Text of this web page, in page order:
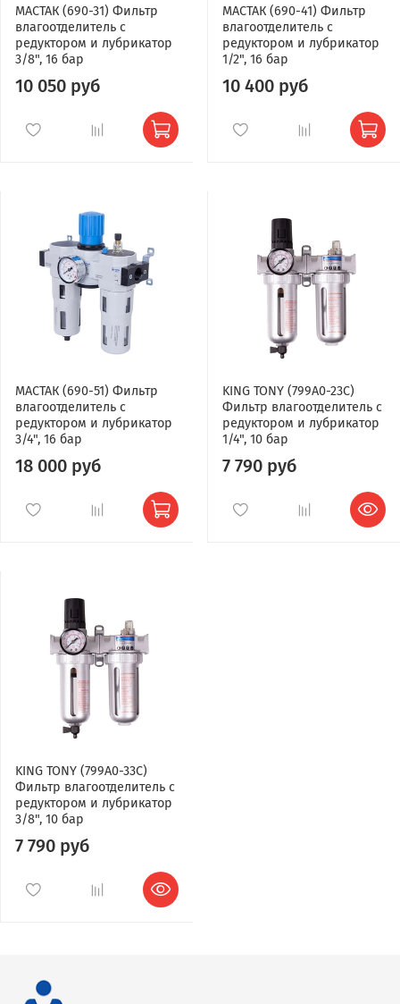
МАСТАК (690-31) Фильтр
влагоотделитель с
редуктором и лубрикатор
3/8", 16 бар
10 050 руб
МАСТАК (690-41) Фильтр
влагоотделитель с
редуктором и лубрикатор
1/2", 16 бар
10 400 руб
МАСТАК (690-51) Фильтр
влагоотделитель с
редуктором и лубрикатор
3/4", 16 бар
18 000 руб
KING TONY (799A0-23C)
Фильтр влагоотделитель с
редуктором и лубрикатор
1/4", 10 бар
7 790 руб
KING TONY (799A0-33C)
Фильтр влагоотделитель с
редуктором и лубрикатор
3/8", 10 бар
7 790 руб